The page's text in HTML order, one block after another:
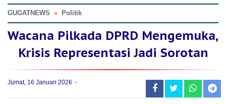
GUGATNEWS » Politik
Wacana Pilkada DPRD Mengemuka,
Krisis Representasi Jadi Sorotan
Jumat, 16 Januari 2026